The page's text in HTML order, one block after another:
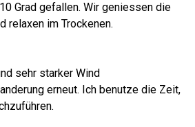
Grad gefallen. Wir geniessen die
relaxen im Trockenen.
sehr starker Wind
erneut. Ich benutze die Zeit,